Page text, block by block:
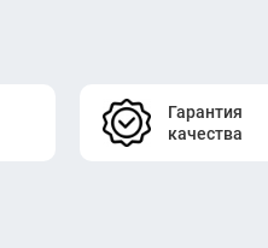
Гарантия
качества